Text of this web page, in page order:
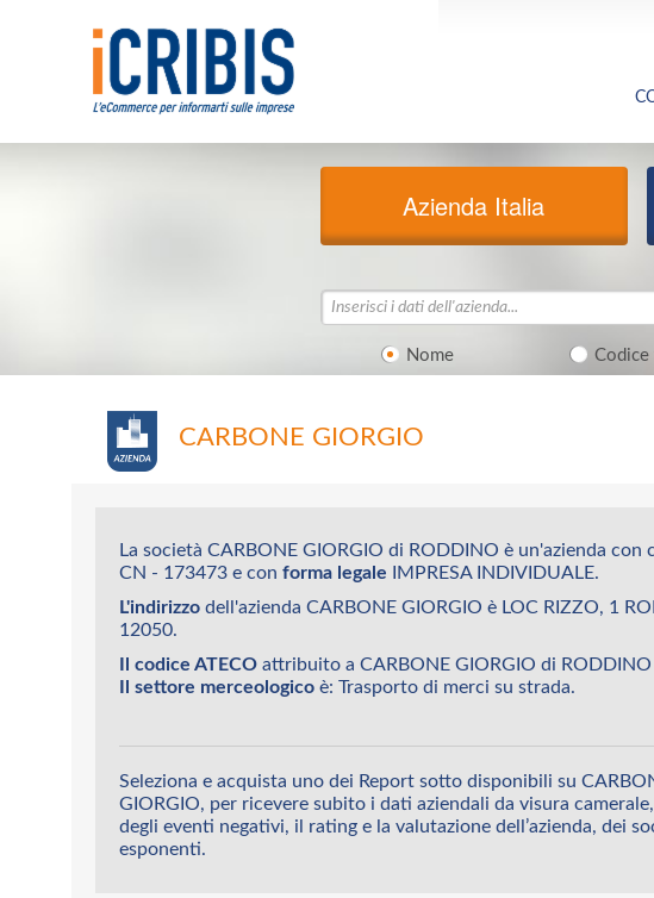
Azienda Italia
Nome Codice
CARBONE GIORGIO
La società CARBONE GIORGIO di RODDINO è un'azienda con
CN - 173473 e con forma legale IMPRESA INDIVIDUALE.
L'indirizzo dell'azienda CARBONE GIORGIO è LOC RIZZO, 1
12050.
Il codice ATECO attribuito a CARBONE GIORGIO di
Il settore merceologico è: Trasporto di merci su strada.
Seleziona e acquista uno dei Report sotto disponibili su
GIORGIO, per ricevere subito i dati aziendali da visura
degli eventi negativi, il rating e la valutazione dell’azienda, dei
esponenti.